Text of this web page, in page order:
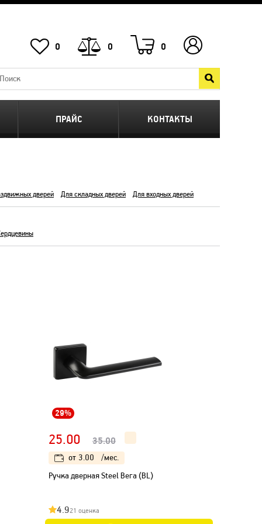
0 0 0
ПРАЙС КОНТАКТЫ
дверей Для складных дверей Для входных дверей
29%
25.00 35.00
от 3.00
/мес.
Ручка дверная Steel Вега (BL)
4.921 оценка